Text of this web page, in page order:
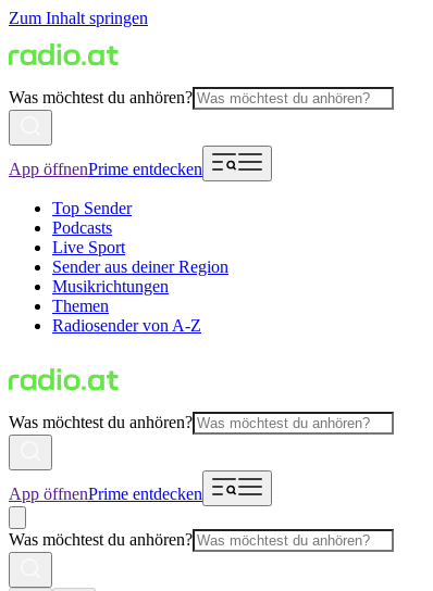
Zum Inhalt springen
Was möchtest du anhören?
App öffnenPrime entdecken
Top Sender
Podcasts
Live Sport
Sender aus deiner Region
Musikrichtungen
Themen
Radiosender von A-Z
Was möchtest du anhören?
App öffnenPrime entdecken
Was möchtest du anhören?